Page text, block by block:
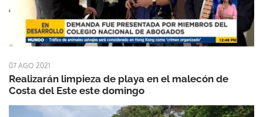
07 AGO 2021
Realizarán limpieza de playa en el malecón de
Costa del Este este domingo